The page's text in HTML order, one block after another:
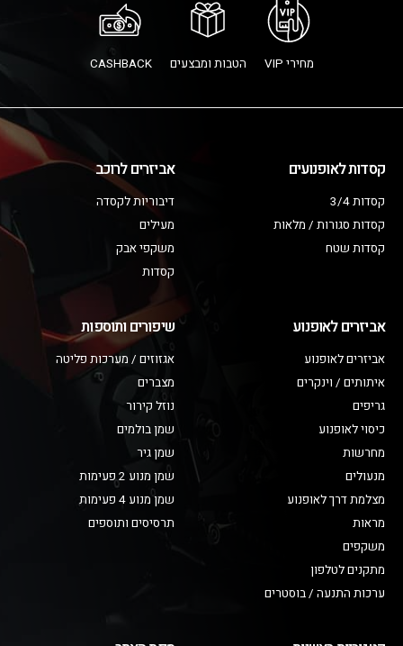
מחירי VIP הטבות ומבצעים CASHBACK
קסדות לאופנועים
קסדות 3/4
קסדות סגורות / מלאות
קסדות שטח
אביזרים לרוכב
דיבוריות לקסדה
מעילים
משקפי אבק
קסדות
אביזרים לאופנוע
אביזרים לאופנוע
איתותים / וינקרים
גריפים
כיסוי לאופנוע
מחרשות
מנעולים
מצלמת דרך לאופנוע
מראות
משקפים
מתקנים לטלפון
ערכות התנעה / בוסטרים
שיפורים ותוספות
אגזוזים / מערכות פליטה
מצברים
נוזל קירור
שמן בולמים
שמן גיר
שמן מנוע 2 פעימות
שמן מנוע 4 פעימות
תרסיסים ותוספים